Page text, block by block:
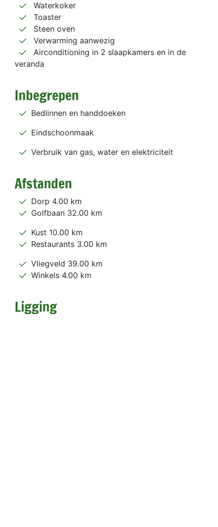
Waterkoker
Toaster
Steen oven
Verwarming aanwezig
Airconditioning in 2 slaapkamers en in de
veranda
Inbegrepen
Bedlinnen en handdoeken
Eindschoonmaak
Verbruik van gas, water en elektriciteit
Afstanden
Dorp 4.00 km
Golfbaan 32.00 km
Kust 10.00 km
Restaurants 3.00 km
Vliegveld 39.00 km
Winkels 4.00 km
Ligging